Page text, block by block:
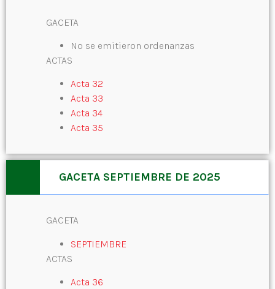
GACETA
No se emitieron ordenanzas
ACTAS
Acta 32
Acta 33
Acta 34
Acta 35
GACETA SEPTIEMBRE DE 2025
GACETA
SEPTIEMBRE
ACTAS
Acta 36